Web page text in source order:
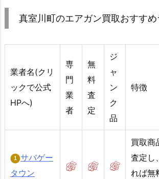
真室川町のエアガン買取おすす
業者名(クリ
ックで公式
HPへ)
専
門
業
者
無
料
査
定
ジ
ャ
ン
ク
品
特徴
サバゲー
タウン
買取商
査定し
れば無